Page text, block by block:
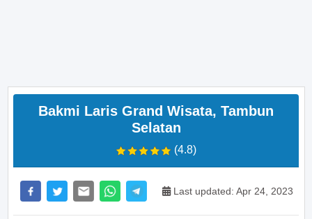
Bakmi Laris Grand Wisata, Tambun
Selatan
(4.8)
Last updated: Apr 24, 2023